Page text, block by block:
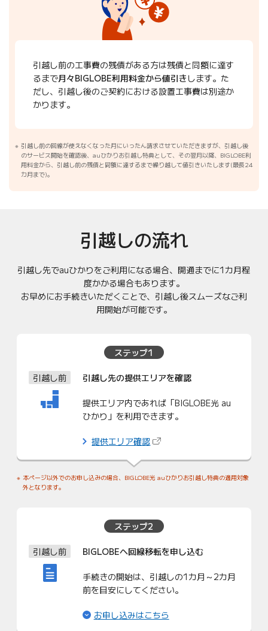
引越し前の工事費の残債がある方は残債と同額に達す
るまで月々BIGLOBE利用料金から値引き します。た
だし、引越し後のご契約における設置工事費は別途か
かります。
引越し前の回線が使えなくなった月にいったん請求させていただきますが、引越し後
のサービス開始を確認後、auひかりお引越し特典として、その翌月以降、BIGLOBE利
用料金から、引越し前の残債と同額に達するまで繰り越して値引きいたします(最長24
カ月まで)。
引越しの流れ
引越し先でauひかりをご利用になる場合、開通までに1カ月程
度かかる場合もあります。
お早めにお手続きいただくことで、引越し後スムーズなご利
用開始が可能です。
ステップ1
引越し前 引越し先の提供エリアを確認
提供エリア内であれば「BIGLOBE光 au
ひかり」を利用できます。
提供エリア確認（新しいタブで開きます）
本ページ以外でのお申し込みの場合、BIGLOBE光 auひかりお引越し特典の適用対象
外となります。
ステップ2
引越し前 BIGLOBEへ回線移転を申し込む
手続きの開始は、引越しの1カ月～2カ月
前を目安にしてください。
お申し込みはこちら